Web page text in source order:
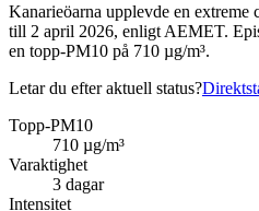
Kanarieöarna upplevde en extreme
till 2 april 2026, enligt AEMET.
en topp-PM10 på 710 µg/m³.
Letar du efter aktuell status?
Topp-PM10
710 µg/m³
Varaktighet
3 dagar
Intensitet